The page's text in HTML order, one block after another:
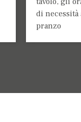
di
pranzo